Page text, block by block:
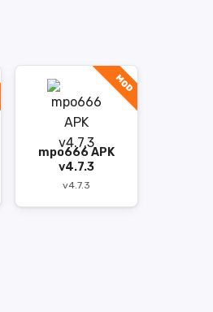
MOD
mpo666 APK
v4.7.3
v4.7.3